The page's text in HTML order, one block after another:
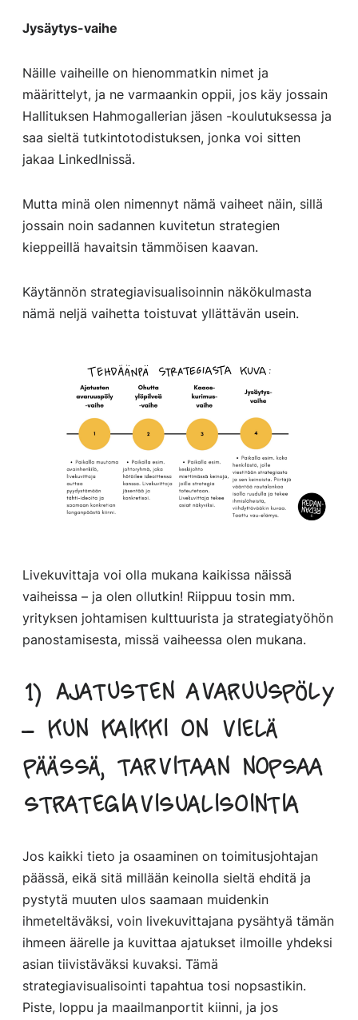
Jysäytys-vaihe
Näille vaiheille on hienommatkin nimet ja
määrittelyt, ja ne varmaankin oppii, jos käy jossain
Hallituksen Hahmogallerian jäsen -koulutuksessa ja
saa sieltä tutkintotodistuksen, jonka voi sitten
jakaa LinkedInissä.
Mutta minä olen nimennyt nämä vaiheet näin, sillä
jossain noin sadannen kuvitetun strategien
kieppeillä havaitsin tämmöisen kaavan.
Käytännön strategiavisualisoinnin näkökulmasta
nämä neljä vaihetta toistuvat yllättävän usein.
Livekuvittaja voi olla mukana kaikissa näissä
vaiheissa – ja olen ollutkin! Riippuu tosin mm.
yrityksen johtamisen kulttuurista ja strategiatyöhön
panostamisesta, missä vaiheessa olen mukana.
1) Ajatusten avaruuspöly
– kun kaikki on vielä
päässä, tarvitaan nopsaa
strategiavisualisointia
Jos kaikki tieto ja osaaminen on toimitusjohtajan
päässä, eikä sitä millään keinolla sieltä ehditä ja
pystytä muuten ulos saamaan muidenkin
ihmeteltäväksi, voin livekuvittajana pysähtyä tämän
ihmeen äärelle ja kuvittaa ajatukset ilmoille yhdeksi
asian tiivistäväksi kuvaksi. Tämä
strategiavisualisointi tapahtua tosi nopsastikin.
Piste, loppu ja maailmanportit kiinni, ja jos